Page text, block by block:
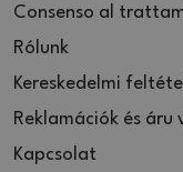
Consenso al
Rólunk
Kereskedelmi
Reklamációk és áru
Kapcsolat